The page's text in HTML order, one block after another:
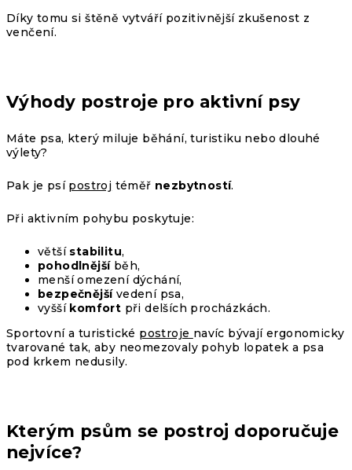
Díky tomu si štěně vytváří pozitivnější zkušenost z
venčení.
Výhody postroje pro aktivní psy
Máte psa, který miluje běhání, turistiku nebo dlouhé
výlety?
Pak je psí postroj téměř nezbytností.
Při aktivním pohybu poskytuje:
větší stabilitu,
pohodlnějšíběh,
menší omezení dýchání,
bezpečnějšívedení psa,
vyšší komfort při delších procházkách.
Sportovní a turistické postroje navíc bývají ergonomicky
tvarované tak, aby neomezovaly pohyb lopatek a psa
pod krkem nedusily.
Kterým psům se postroj doporučuje
nejvíce?